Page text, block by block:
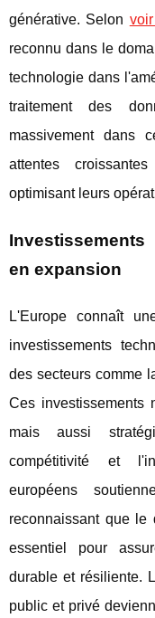
générative. Selon
reconnu dans le
technologie dans
traitement des
massivement dans
attentes
optimisant leurs
en expansion
L'Europe connaît
investissements
des secteurs comme
Ces investissements
mais aussi
compétitivité et
européens
reconnaissant que le
essentiel pour
durable et résiliente.
public et privé